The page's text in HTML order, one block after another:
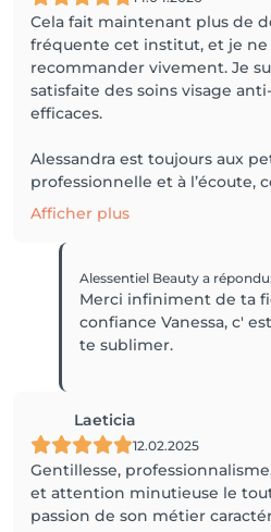
Cela fait maintenant plus de
fréquente cet institut, et je ne
recommander vivement. Je
satisfaite des soins visage
efficaces.
Alessandra est toujours aux
professionnelle et à l’écoute,
Afficher plus
Alessentiel Beautya répondu:
Merci infiniment de ta
confiance Vanessa, c'
te sublimer.
Laeticia
12.02.2025
Gentillesse,
et attention minutieuse le
passion de son métier